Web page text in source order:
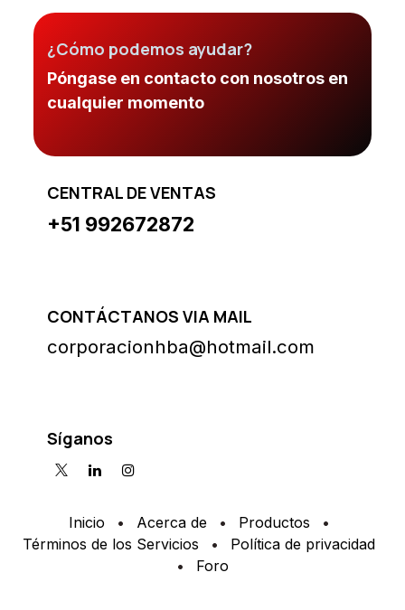
¿Cómo podemos ayudar?
Póngase en contacto con nosotros en
cualquier momento
CENTRAL DE VENTAS
+51 992672872
CONTÁCTANOS VIA MAIL
corporacionhba@hotmail.com
Síganos
Inicio • Acerca de • Productos
•
Términos de los Servicios
•
Política de privacidad
•
Foro